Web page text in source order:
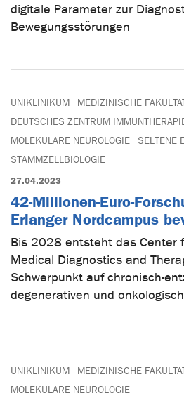
digitale Parameter zur
Bewegungsstörungen
UNIKLINIKUM MEDIZINISCHE
DEUTSCHES ZENTRUM
MOLEKULARE NEUROLOGIE
SELTENE
STAMMZELLBIOLOGIE
27.04.2023
42-Millionen-Euro-
Erlanger Nordcampus
Bis 2028 entsteht das Center
Medical Diagnostics and
Schwerpunkt auf chronisch-
degenerativen und
UNIKLINIKUM
MEDIZINISCHE
MOLEKULARE NEUROLOGIE